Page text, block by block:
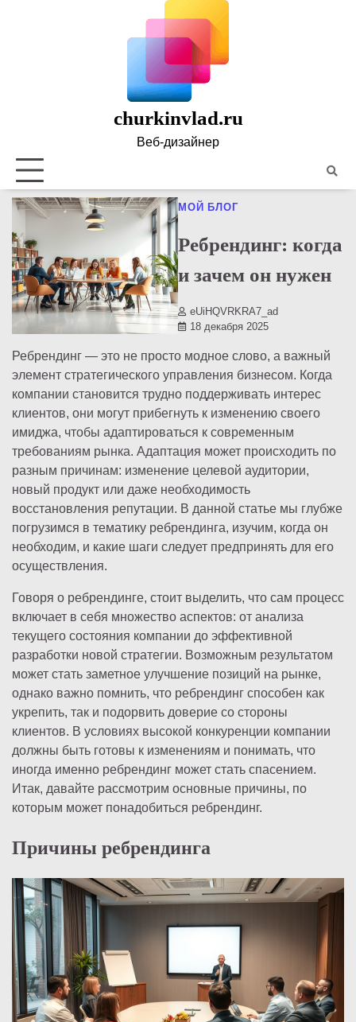
churkinvlad.ru
Веб-дизайнер
МОЙ БЛОГ
Ребрендинг: когда
и зачем он нужен
eUiHQVRKRA7_ad
18 декабря 2025
Ребрендинг — это не просто модное слово, а важный
элемент стратегического управления бизнесом. Когда
компании становится трудно поддерживать интерес
клиентов, они могут прибегнуть к изменению своего
имиджа, чтобы адаптироваться к современным
требованиям рынка. Адаптация может происходить по
разным причинам: изменение целевой аудитории,
новый продукт или даже необходимость
восстановления репутации. В данной статье мы глубже
погрузимся в тематику ребрендинга, изучим, когда он
необходим, и какие шаги следует предпринять для его
осуществления.
Говоря о ребрендинге, стоит выделить, что сам процесс
включает в себя множество аспектов: от анализа
текущего состояния компании до эффективной
разработки новой стратегии. Возможным результатом
может стать заметное улучшение позиций на рынке,
однако важно помнить, что ребрендинг способен как
укрепить, так и подорвить доверие со стороны
клиентов. В условиях высокой конкуренции компании
должны быть готовы к изменениям и понимать, что
иногда именно ребрендинг может стать спасением.
Итак, давайте рассмотрим основные причины, по
которым может понадобиться ребрендинг.
Причины ребрендинга